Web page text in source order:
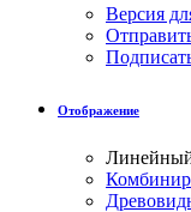
Версия
Отображение